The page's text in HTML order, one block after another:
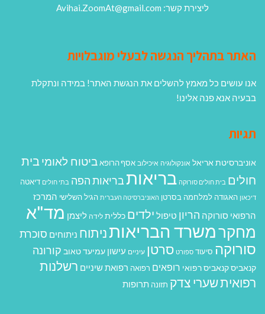
ליצירת קשר: Avihai.ZoomAt@gmail.com
האתר בתהליך הנגשה לבעלי מוגבלויות
אנו עושים כל מאמץ להשלים את הנגשת האתר! במידה ונתקלת
בבעיה אנא פנה אלינו!
תגיות
אוניברסיטת אריאל אונקולוגיה איכילוב אסף הרופא ביטוח לאומיבית
חולים בית חולים סורוקה בריאותבריאות הפה בתי חולים דיאטה
דיכאון האגודה למלחמה בסרטן האוניברסיטה העברית הגיל השלישי המרכז
הרפואי סורוקה הריון טיפול ילדים כללית לידה ליצמן מד"א
מחקרמשרד הבריאותניתוח ניתוחים סוכרת
סורוקה סיעוד ספורט סרטן עיניים עישון עמיעד טאוב קורונה
קנאביסקנאביס רפואי רופאים רפואה רפואת שיניים רשלנות
רפואיתשערי צדק תזונה תרופות